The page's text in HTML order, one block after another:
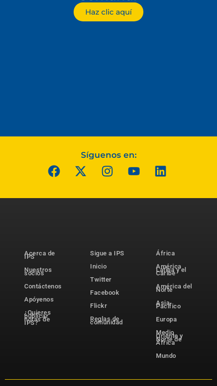
Haz clic aquí
Síguenos en:
Acerca de
IPS
Nuestros
socios
Contáctenos
Apóyenos
¿Quieres
publicar
notas de
IPS?
Sigue a IPS
Inicio
Twitter
Facebook
Flickr
Reglas de
comunidad
África
América
Latina y el
Caribe
América del
Norte
Asia-
Pacífico
Europa
Medio
Oriente y
Norte de
África
Mundo